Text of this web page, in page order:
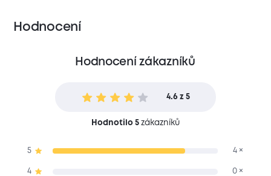
Hodnocení
Hodnocení zákazníků
4.6 z 5
Hodnotilo 5zákazníků
5 4 ×
4 0 ×